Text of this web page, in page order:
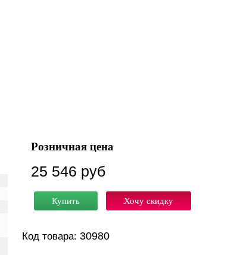
Розничная цена
25 546 руб
Купить Хочу скидку
Код товара: 30980